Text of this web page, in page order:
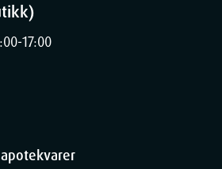
17:00